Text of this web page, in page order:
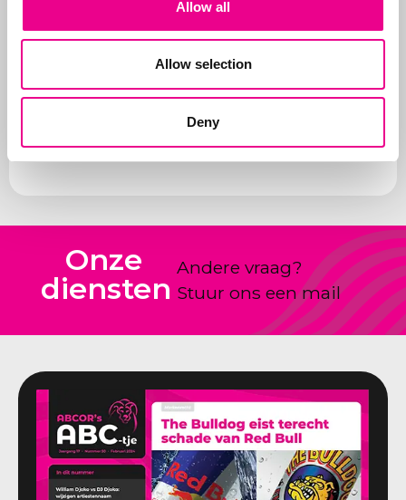
Allow all
Allow selection
Deny
sparringpartner van
nieuwe producten en
claimen.
Onze
diensten
Andere vraag?
Stuur ons een mail